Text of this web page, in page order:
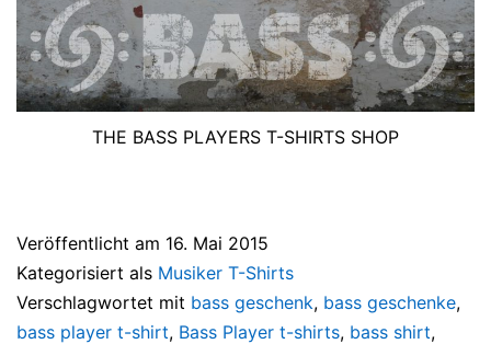
THE BASS PLAYERS T-SHIRTS SHOP
Veröffentlicht am 16. Mai 2015
Kategorisiert als Musiker T-Shirts
Verschlagwortet mit bass geschenk, bass geschenke,
bass player t-shirt, Bass Player t-shirts, bass shirt,